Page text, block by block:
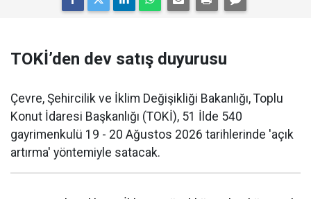
TOKİ’den dev satış duyurusu
Çevre, Şehircilik ve İklim Değişikliği Bakanlığı, Toplu
Konut İdaresi Başkanlığı (TOKİ), 51 İlde 540
gayrimenkulü 19 - 20 Ağustos 2026 tarihlerinde 'açık
artırma' yöntemiyle satacak.